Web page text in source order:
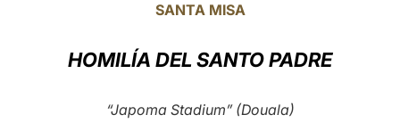
SANTA MISA
HOMILÍA DEL SANTO PADRE
“Japoma Stadium” (Douala)